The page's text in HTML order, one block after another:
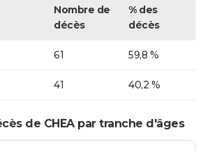
Nombre de
décès
% des
décès
61 59,8 %
41 40,2 %
de CHEA par tranche d'âges